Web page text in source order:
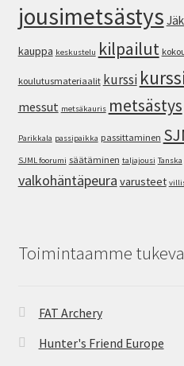
jousimetsästys
kauppa keskustelu kilpailut
koulutusmateriaalit kurssi
messut metsäkauris metsästys
Parikkala passipaikka passittaminen
SJML foorumi säätäminen taljajousi Tanska
valkohäntäpeura varusteet
Toimintaamme
FAT Archery
Hunter's Friend Europe